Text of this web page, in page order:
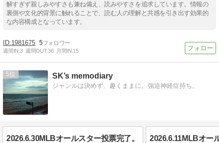
解すぎず親しみやすさも兼ね備え、読みやすさを追求しています。情報の
裏側や文化的背景に触れることで、読む人の理解と共感を引き出す効果的
な内容構成となっています。
1981675 5
週間IN:3 週間OUT:36 月間IN:15
5 SK’s memodiary
ジャンルは決めず、趣くままに。強迫神経症持ち。
2026.6.30MLBオールスター投票完了。